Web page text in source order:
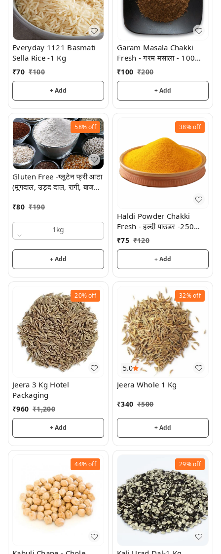
Everyday 1121 Basmati
Sella Rice -1 Kg
₹70 ₹100
+ Add
Garam Masala Chakki
Fresh - गरम मसाला - 100
Grams
₹100 ₹200
+ Add
58%off
Gluten Free -ग्लूटेन फ्री आटा
(मूंगदाल, उड़द दाल, रागी, बाजरा,
₹80 ₹190
1kg
+ Add
38%off
Haldi Powder Chakki
Fresh - हल्दी पाउडर -250
Grams
₹75 ₹120
+ Add
20%off
Jeera 3 Kg Hotel
Packaging
₹960 ₹1,200
+ Add
5.0
32%off
Jeera Whole 1 Kg
₹340 ₹500
+ Add
44%off 29%off